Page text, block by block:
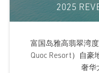
2025
富国岛雅高翡翠湾
Quoc Resort）自豪
奢华